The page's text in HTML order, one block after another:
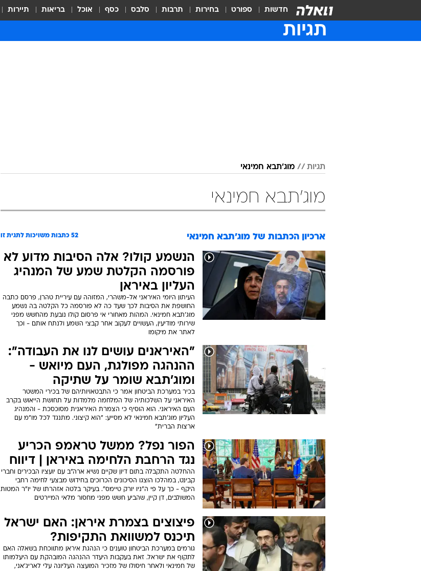
חדשות ספורט בחירות תרבות סלבס כסף אוכל בריאות תיירות
תגיות
תגיות מוג'תבא חמינאי
מוג'תבא חמינאי
ארכיון הכתבות של מוג'תבא חמינאי 52 כתבות משויכות לתגית זו
הנשמע קולו? אלה הסיבות מדוע לא
פורסמה הקלטת שמע של המנהיג
העליון באיראן
העיתון היומי האיראני אל-משהרי, המזוהה עם עיריית טהרן, פרסם כתבה
החושפת את הסיבות לכך שעד כה לא פורסמה כל הקלטה בה נשמע
מוג'תבא חמינאי. המהות מאחורי אי פרסום קולו נובעת מהחשש מפני
שירותי מודיעין, העשויים לעקוב אחר קבצי השמע ולנתח אותם - וכך
לאתר את מיקומו
"האיראנים עושים לנו את העבודה":
ההנהגה מפולגת, העם מיואש -
ומוג'תבא שומר על שתיקה
בכיר במערכת הביטחון אמר כי התבטאויותיהם של בכירי המשטר
האיראני על השלכותיה של המלחמה מלמדות על תחושת הייאוש בקרב
העם האיראני. הוא הוסיף כי הצמרת האיראנית מסוכסכת - והמנהיג
העליון מוג'תבא חמינאי לא מסייע: "הוא קיצוני. מתנגד לכל מו"מ עם
ארצות הברית"
הפור נפל? ממשל טראמפ הכריע
נגד הרחבת הלחימה באיראן | דיווח
ההחלטה התקבלה בתום דיון שקיים נשיא ארה"ב עם יועציו הבכירים וחברי
קבינט, במהלכו הוצגו הסיכונים הכרוכים בחידוש מבצעי לחימה רחבי
היקף - כך על פי ה"ניו יורק טיימס". בעיקר בלטה אזהרתו של יו"ר המטות
המשולבים, דן קיין, שהביע חשש מפני מחסור מלאי המיירטים
פיצוצים בצמרת איראן: האם ישראל
תיכנס למשוואת התקיפות?
גורמים במערכת הביטחון טוענים כי הנהגת איראן מתווכחת בשאלה האם
לתקוף את ישראל. זאת בעקבות היעדר ההנהגה המובהקת עם היעלמותו
של חמינאי ולאחר חיסולו של מזכיר המועצה העליונה עלי לאריג'אני,